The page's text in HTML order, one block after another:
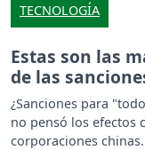
TECNOLOGÍA
Estas son las
de las
¿Sanciones para
no pensó los efectos
corporaciones chinas.